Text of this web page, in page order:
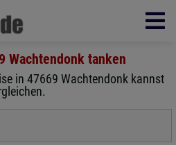
Wachtendonk tanken
in 47669 Wachtendonk kannst